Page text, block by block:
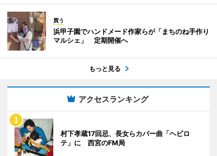
買う
浜甲子園でハンドメード作家らが「まちのね手作り
マルシェ」 定期開催へ
もっと見る
アクセスランキング
村下孝蔵17回忌、長女らカバー曲「ヘビロ
テ」に 西宮のFM局